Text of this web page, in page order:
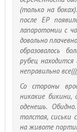
(только на
после ЕР
лапаротомии с
довольно
образовалось
рубец
неправильно
Со стороны
никакие
оденешь.
толстая,
на животе